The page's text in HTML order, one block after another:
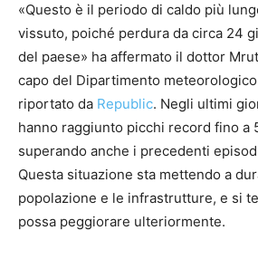
«Questo è il periodo di caldo più
vissuto, poiché perdura da circa 24
del paese» ha affermato il dottor
capo del Dipartimento
riportato da Republic. Negli ultimi
hanno raggiunto picchi record fino a
superando anche i precedenti
Questa situazione sta mettendo a
popolazione e le infrastrutture, e si
possa peggiorare ulteriormente.